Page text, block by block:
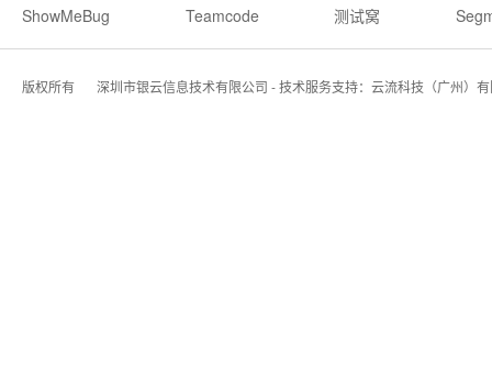
ShowMeBug Teamcode 测试窝
版权所有 深圳市银云信息技术有限公司 - 技术服务支持：云流科技（广州）